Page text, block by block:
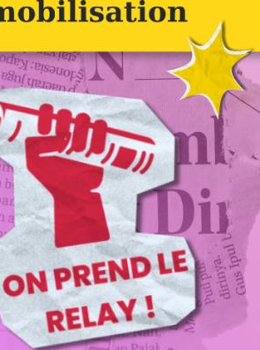
février - Crédit photo : Sergio Di Photo
Alternatiba
Alternatiba et
en soutien
in non-violent
Gilets jaunes